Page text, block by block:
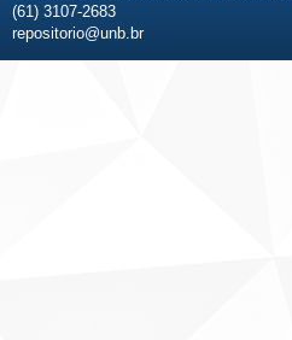
(61) 3107-2683
repositorio@unb.br